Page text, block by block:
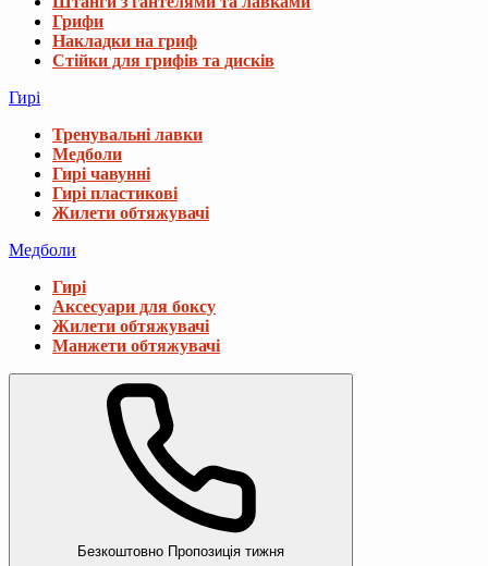
Грифи
Накладки на гриф
Стійки для грифів та дисків
Гирі
Тренувальні лавки
Медболи
Гирі чавунні
Гирі пластикові
Жилети обтяжувачі
Медболи
Гирі
Аксесуари для боксу
Жилети обтяжувачі
Манжети обтяжувачі
Безкоштовно Пропозиція тижня